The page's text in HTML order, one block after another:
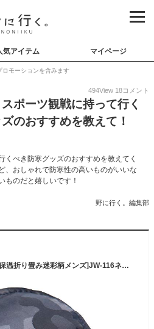
気アイテム マイページ
ロモーションを含みます
494View 18コメント
ポーツ観戦に持って行く
のおすすめを教えて！
くべき防寒グッズのおすすめを教えてく
、おしゃれで防寒性の高いものがいいな
ものだと嬉しいです！
野に行く。編集部
おたふく手袋冬用イヤーマフ[保温折り畳み迷彩柄メンズ]JW-116ネイビーフリー